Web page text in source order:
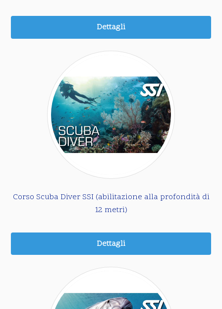
Dettagli
Corso Scuba Diver SSI (abilitazione alla profondità di
12 metri)
Dettagli